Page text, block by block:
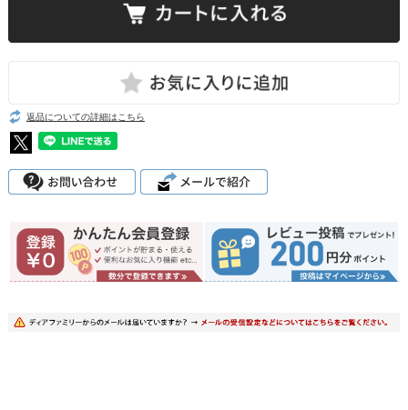
返品についての詳細はこちら